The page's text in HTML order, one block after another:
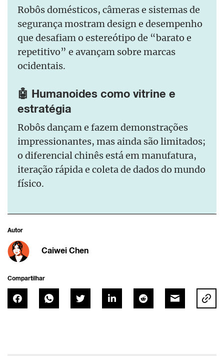
Robôs domésticos, câmeras e sistemas de
segurança mostram design e desempenho
que desafiam o estereótipo de “barato e
repetitivo” e avançam sobre marcas
ocidentais.
🤖 Humanoides como vitrine e
estratégia
Robôs dançam e fazem demonstrações
impressionantes, mas ainda são limitados;
o diferencial chinês está em manufatura,
iteração rápida e coleta de dados do mundo
físico.
Autor
Caiwei Chen
Compartilhar